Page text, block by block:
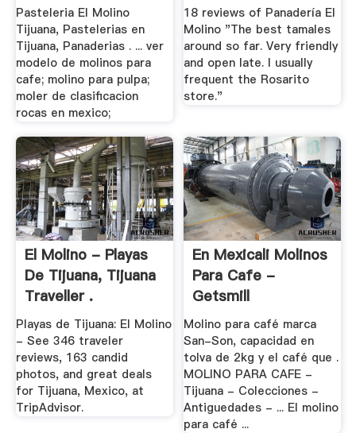
Pasteleria El Molino
Tijuana, Pastelerias en
Tijuana, Panaderias . ... ver
modelo de molinos para
cafe; molino para pulpa;
moler de clasificacion
rocas en mexico;
18 reviews of Panadería El
Molino "The best tamales
around so far. Very friendly
and open late. I usually
frequent the Rosarito
store."
El Molino - Playas
De Tijuana, Tijuana
Traveller .
Playas de Tijuana: El Molino
- See 346 traveler
reviews, 163 candid
photos, and great deals
for Tijuana, Mexico, at
TripAdvisor.
En Mexicali Molinos
Para Cafe -
Getsmill
Molino para café marca
San-Son, capacidad en
tolva de 2kg y el café que .
MOLINO PARA CAFE -
Tijuana - Colecciones -
Antiguedades - ... El molino
para café ...